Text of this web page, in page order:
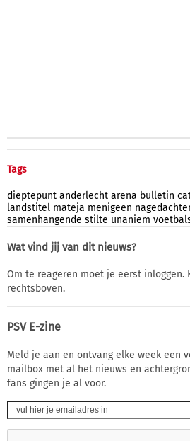
Tags
dieptepunt anderlecht arena bulletin
landstitel mateja menigeen
samenhangende stilte unaniem
Wat vind jij van dit nieuws?
Om te reageren moet je eerst inloggen.
rechtsboven.
PSV E-zine
Meld je aan en ontvang elke week een
mailbox met al het nieuws en
fans gingen je al voor.